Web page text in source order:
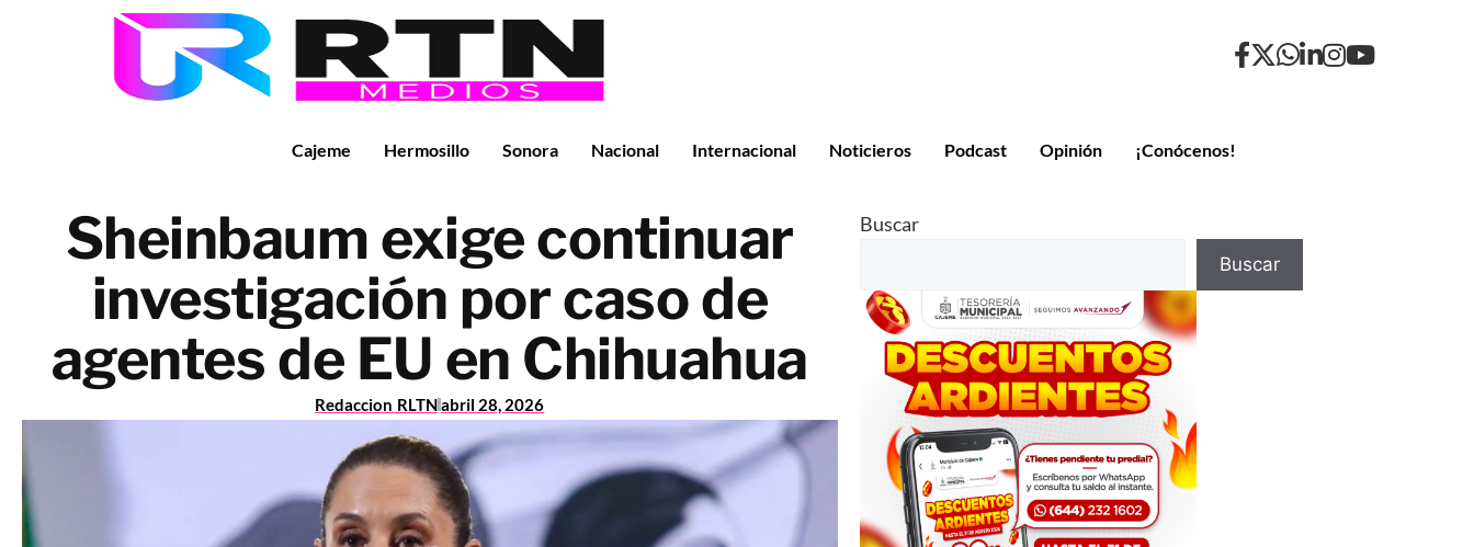
Cajeme Hermosillo Sonora Nacional Internacional Noticieros Podcast Opinión ¡Conócenos!
Sheinbaum exige continuar
investigación por caso de
agentes de EU en Chihuahua
Redaccion RLTNabril 28, 2026
Buscar
Buscar